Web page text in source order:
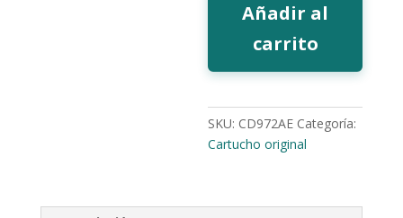
cantidad
Añadir al
carrito
SKU: CD972AE Categoría:
Cartucho original